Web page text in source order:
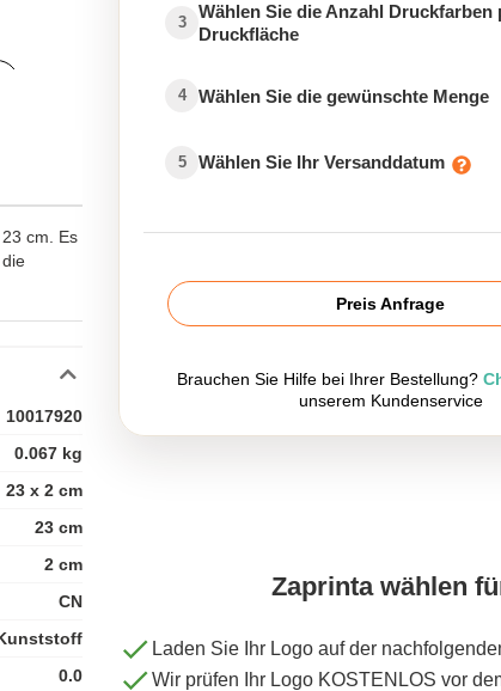
cm. Es
10017920
0.067 kg
23 x 2 cm
23 cm
2 cm
CN
0.0
3
Wählen Sie die Anzahl Druckfarben
Druckfläche
4 Wählen Sie die gewünschte Menge
5 Wählen Sie Ihr Versanddatum
Preis Anfrage
Brauchen Sie Hilfe bei Ihrer Bestellung?
unserem Kundenservice
Zaprinta wählen
Laden Sie Ihr Logo auf der
Wir prüfen Ihr Logo KOSTENLOS vor